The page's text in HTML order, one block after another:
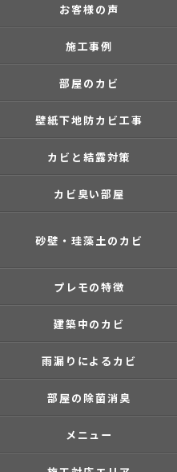
お客様の声
施工事例
部屋のカビ
壁紙下地防カビ工事
カビと結露対策
カビ臭い部屋
砂壁・珪藻土のカビ
プレモの特徴
建築中のカビ
雨漏りによるカビ
部屋の除菌消臭
メニュー